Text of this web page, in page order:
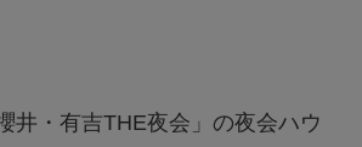
井・有吉THE夜会」の夜会ハウ